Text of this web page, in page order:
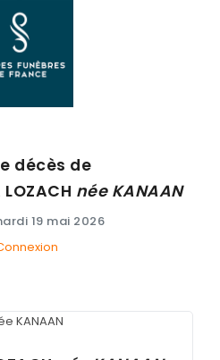
DE DÉCÈS
SES OBSÈQUES
AGENCE
décès de
LOZACH née KANAAN
19 mai 2026